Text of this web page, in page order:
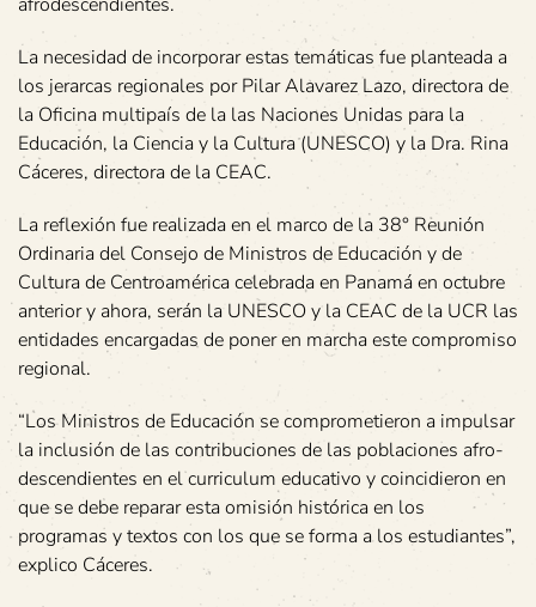
La necesidad de incorporar estas temáticas fue planteada a
los jerarcas regionales por Pilar Alavarez Lazo, directora de
la Oficina multipaís de la las Naciones Unidas para la
Educación, la Ciencia y la Cultura (UNESCO) y la Dra. Rina
Cáceres, directora de la CEAC.
La reflexión fue realizada en el marco de la 38° Reunión
Ordinaria del Consejo de Ministros de Educación y de
Cultura de Centroamérica celebrada en Panamá en octubre
anterior y ahora, serán la UNESCO y la CEAC de la UCR las
entidades encargadas de poner en marcha este compromiso
regional.
“Los Ministros de Educación se comprometieron a impulsar
la inclusión de las contribuciones de las poblaciones afro-
descendientes en el curriculum educativo y coincidieron en
que se debe reparar esta omisión histórica en los
programas y textos con los que se forma a los estudiantes”,
explico Cáceres.